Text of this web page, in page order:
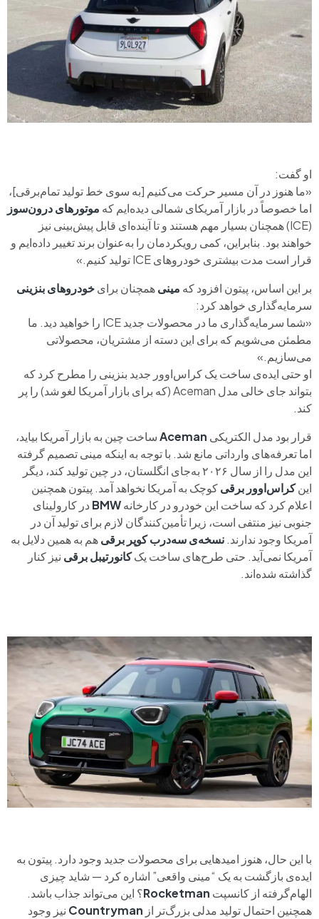
او گفت:
«ما هنوز در آن مسیر حرکت می‌کنیم [به سوی خط تولید تمام‌برقی]،
اما خصوصاً در بازار آمریکای شمالی دیده‌ایم که موتورهای درون‌سوز
(ICE) همچنان بسیار مهم هستند و تا آینده‌ای قابل پیش‌بینی نیز
خواهند بود. بنابراین، کمی رویکردمان را به‌عنوان برند تغییر داده‌ایم و
قرار است مدت بیشتری خودروهای ICE تولید کنیم.»
بر این اساس، پیتون افزود که مینیهمچنان برایخودروهای بنزینی
سرمایه‌گذاری خواهد کرد:
«شما سرمایه‌گذاری ما در محصولات جدید ICE را خواهید دید. ما
مطمئن می‌شویم که برای این دسته از مشتریان، محصولاتی
می‌سازیم.»
او حتی ایده‌ی ساخت یک کراس‌اوور جدید بنزینی را مطرح کرد که
بتواند جای خالی مدل Aceman (که برای بازار آمریکا لغو شد) را پر
کند.
قرار بود مدل الکتریکی Acemanساخت چین به بازار آمریکا بیاید،
اما تعرفه‌های وارداتی مانع شد. با توجه به اینکه مینی تصمیم گرفته
این مدل را از سال ۲۰۲۶ به‌جای انگلستان، در چین تولید کند، دیگر
اینکراس‌اوور برقیکوچک به آمریکا نخواهد آمد. پیتون همچنین
اعلام کرد که ساخت این خودرو در کارخانهBMW در کارولینای
جنوبی نیز منتفی است، زیرا تأمین‌کنندگان لازم برای تولید آن در
آمریکا وجود ندارند. نسخه‌ی سه‌درب کوپر برقیهم به همین دلایل به
آمریکا نمی‌آید. حتی طرح‌های ساخت یککانورتیبل برقی نیز کنار
گذاشته شده‌اند.
با این حال، هنوز امیدهایی برای محصولات جدید وجود دارد. پیتون به
ایده‌ی بازگشت به یک “مینی واقعی” اشاره کرد — شاید چیزی
الهام‌گرفته از کانسپت Rocketman؟ این می‌تواند جذاب باشد.
همچنین احتمال تولید مدلی بزرگ‌تر از Countryman نیز وجود